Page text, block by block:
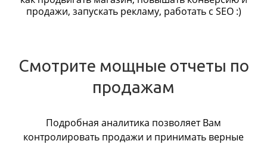
продажи, запускать рекламу, работать с SEO :)
Смотрите мощные отчеты по
продажам
Подробная аналитика позволяет Вам
контролировать продажи и принимать верные